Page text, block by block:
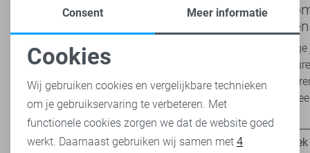
Nieuwe Lady Day najaarscollectie
Het najaar vraagt om kleding die comfortabel,
veelzijdig én stijlvol is. Met de nieuwe Lady
Day najaarscollectie 2026 ben je helemaal
klaar voor...
Ontdek nu
Boho
overal
Van
zachte
Romance
het
Noodzakelijke cookies
Personalisatie cookies
Analytische cookies
Consent Meer informatie
Cookies
Wij gebruiken cookies en vergelijkbare technieken
om je gebruikservaring te verbeteren. Met
functionele cookies zorgen we dat de website goed
werkt. Daarnaast gebruiken wij samen met 4